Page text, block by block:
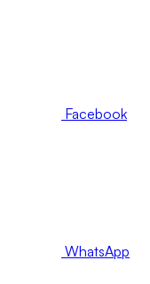
Facebook
WhatsApp